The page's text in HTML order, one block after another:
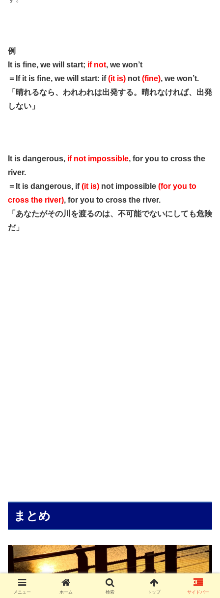
例
It is fine, we will start; if not, we won’t
＝If it is fine, we will start: if(it is) not (fine), we won’t.
「晴れるなら、われわれは出発する。晴れなければ、出発
しない」
It is dangerous, if not impossible, for you to cross the
river.
＝It is dangerous, if(it is) not impossible (for you to
cross the river), for you to cross the river.
「あなたがその川を渡るのは、不可能でないにしても危険
だ」
まとめ
メニュー ホーム 検索 トップ サイドバー